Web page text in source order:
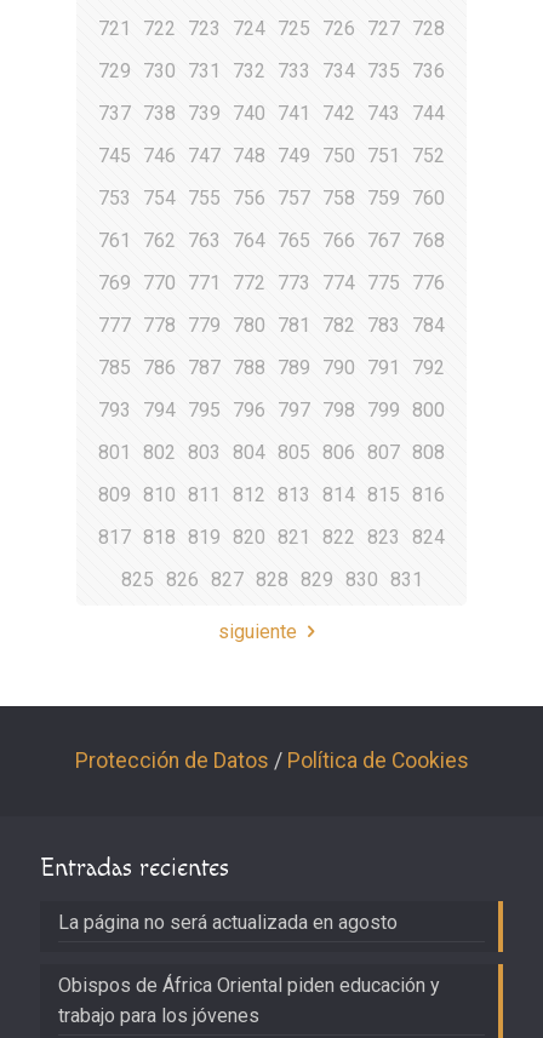
721
722 723 724 725 726 727 728
729
730 731 732 733 734 735
736
737 738 739 740 741 742 743
744
745
746 747 748 749 750 751
752
753
754 755 756 757 758 759
760
761
762 763 764 765 766 767 768
769
770 771 772 773 774 775
776
777 778 779 780 781 782 783
784
785
786 787 788 789 790 791
792
793
794 795 796 797 798 799
800
801
802 803 804 805 806 807 808
809
810 811 812 813 814 815
816
817 818 819 820 821 822 823
824
825
826 827 828 829 830 831
siguiente
Protección de Datos / Política de Cookies
Entradas recientes
La página no será actualizada en agosto
Obispos de África Oriental piden educación y
trabajo para los jóvenes